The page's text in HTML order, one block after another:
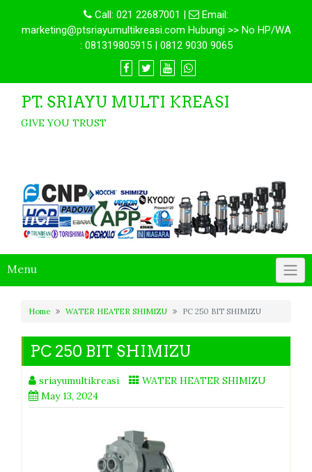
Call: 021 22687001 |
Email:
marketing@ptsriayumultikreasi.com Hubungi >> No HP/WA
: 081319805915 | 0812 9030 9065
PT. SRIAYU MULTI KREASI
GIVE YOU TRUST
Menu
Home WATER HEATER SHIMIZU PC 250 BIT SHIMIZU
PC 250 BIT SHIMIZU
sriayumultikreasi
WATER HEATER SHIMIZU
May 13, 2024